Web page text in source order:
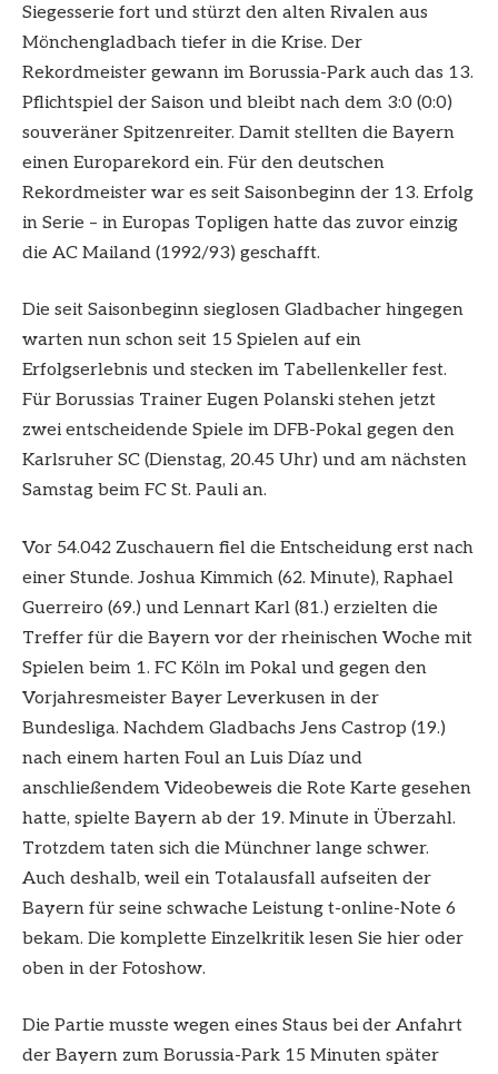
Siegesserie fort und stürzt den alten Rivalen aus
Mönchengladbach tiefer in die Krise. Der
Rekordmeister gewann im Borussia-Park auch das 13.
Pflichtspiel der Saison und bleibt nach dem 3:0 (0:0)
souveräner Spitzenreiter. Damit stellten die Bayern
einen Europarekord ein. Für den deutschen
Rekordmeister war es seit Saisonbeginn der 13. Erfolg
in Serie – in Europas Topligen hatte das zuvor einzig
die AC Mailand (1992/93) geschafft.
Die seit Saisonbeginn sieglosen Gladbacher hingegen
warten nun schon seit 15 Spielen auf ein
Erfolgserlebnis und stecken im Tabellenkeller fest.
Für Borussias Trainer Eugen Polanski stehen jetzt
zwei entscheidende Spiele im DFB-Pokal gegen den
Karlsruher SC (Dienstag, 20.45 Uhr) und am nächsten
Samstag beim FC St. Pauli an.
Vor 54.042 Zuschauern fiel die Entscheidung erst nach
einer Stunde. Joshua Kimmich (62. Minute), Raphael
Guerreiro (69.) und Lennart Karl (81.) erzielten die
Treffer für die Bayern vor der rheinischen Woche mit
Spielen beim 1. FC Köln im Pokal und gegen den
Vorjahresmeister Bayer Leverkusen in der
Bundesliga. Nachdem Gladbachs Jens Castrop (19.)
nach einem harten Foul an Luis Díaz und
anschließendem Videobeweis die Rote Karte gesehen
hatte, spielte Bayern ab der 19. Minute in Überzahl.
Trotzdem taten sich die Münchner lange schwer.
Auch deshalb, weil ein Totalausfall aufseiten der
Bayern für seine schwache Leistung t-online-Note 6
bekam. Die komplette Einzelkritik lesen Sie hier oder
oben in der Fotoshow.
Die Partie musste wegen eines Staus bei der Anfahrt
der Bayern zum Borussia-Park 15 Minuten später